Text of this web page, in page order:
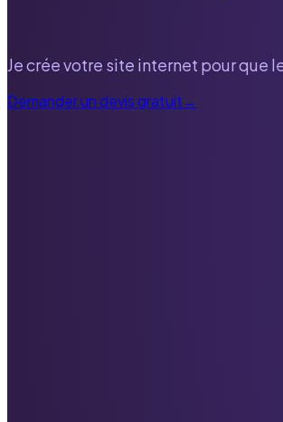
Je crée votre site internet pour que
Demander un devis gratuit→